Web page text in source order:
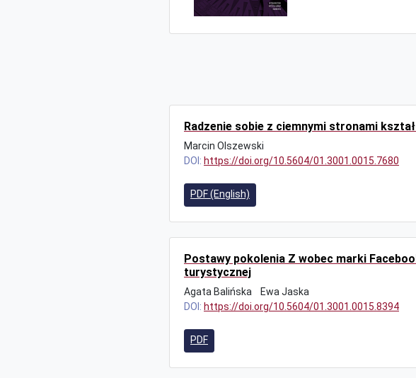
Radzenie sobie z ciemnymi stronami
Marcin Olszewski
DOI: https://doi.org/10.5604/01.3001.0015.7680
PDF (English)
Postawy pokolenia Z wobec marki
turystycznej
Agata Balińska Ewa Jaska
DOI: https://doi.org/10.5604/01.3001.0015.8394
PDF